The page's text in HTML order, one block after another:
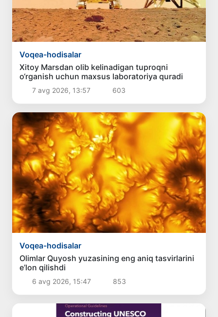
Voqea-hodisalar
Xitoy Marsdan olib kelinadigan tuproqni
o‘rganish uchun maxsus laboratoriya quradi
7 avg 2026, 13:57 603
Voqea-hodisalar
Olimlar Quyosh yuzasining eng aniq tasvirlarini
e’lon qilishdi
6 avg 2026, 15:47 853